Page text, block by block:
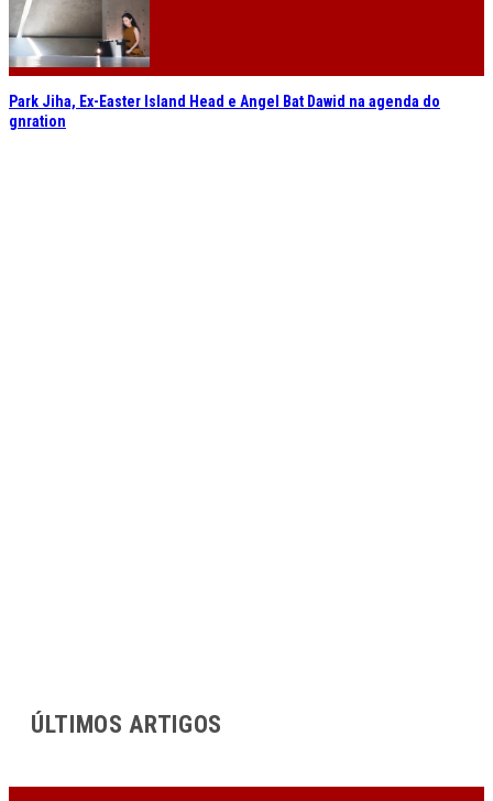
Park Jiha, Ex-Easter Island Head e Angel Bat Dawid na agenda do
gnration
ÚLTIMOS ARTIGOS